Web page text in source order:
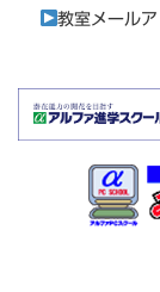
教室メー